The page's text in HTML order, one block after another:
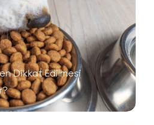
Dikkat Edilmesi